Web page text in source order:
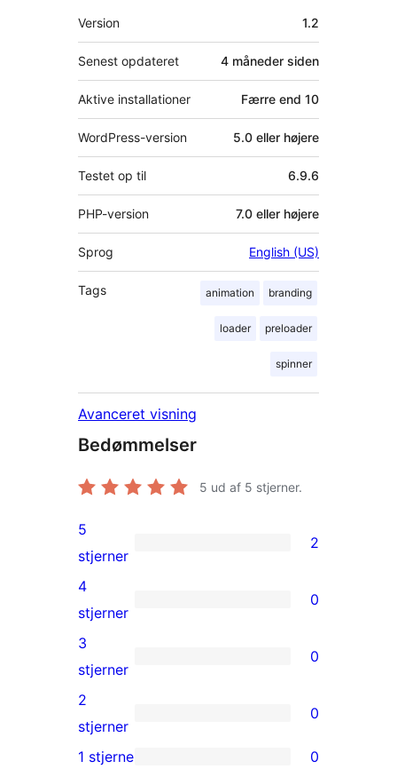
Meta
Version 1.2
Senest opdateret 4 måneder siden
Aktive installationer Færre end 10
WordPress-version 5.0 eller højere
Testet op til 6.9.6
PHP-version 7.0 eller højere
Sprog English (US)
Tags animation branding
loader preloader
spinner
Avanceret visning
Bedømmelser
5 ud af 5 stjerner.
2
5-
stjernet
anmeldelser
5
stjerner
2
0
4-
stjernet
anmeldelser
4
stjerner
0
0
3-
stjernet
anmeldelser
3
stjerner
0
0
2-
2
stjerner
0
1 stjerne 0